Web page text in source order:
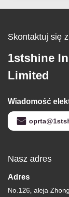
Skontaktuj się
1stshine
Limited
Wiadomość
Nasz adres
Adres
No.126, aleja